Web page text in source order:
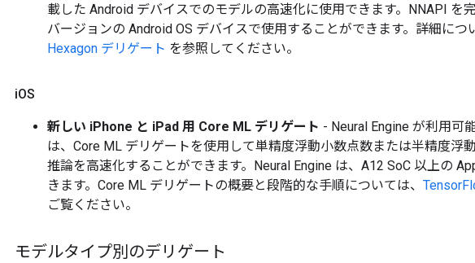
載した Android デバイスでのモデルの高速化に使用できます。NNAPI を
バージョンの Android OS デバイスで使用することができます。詳細につ
Hexagon デリゲート を参照してください。
iOS
新しい iPhone と iPad 用 Core ML デリゲート - Neural Engine が利用可
は、Core ML デリゲートを使用して単精度浮動小数点数または半精度浮
推論を高速化することができます。Neural Engine は、A12 SoC 以上の
きます。Core ML デリゲートの概要と段階的な手順については、
ご覧ください。
モデルタイプ別のデリゲート